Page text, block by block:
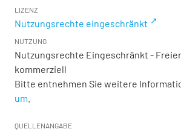
LIZENZ
Nutzungsrechte eingeschränkt
NUTZUNG
Nutzungsrechte Eingeschränkt -
kommerziell
Bitte entnehmen Sie weitere
um
QUELLENANGABE